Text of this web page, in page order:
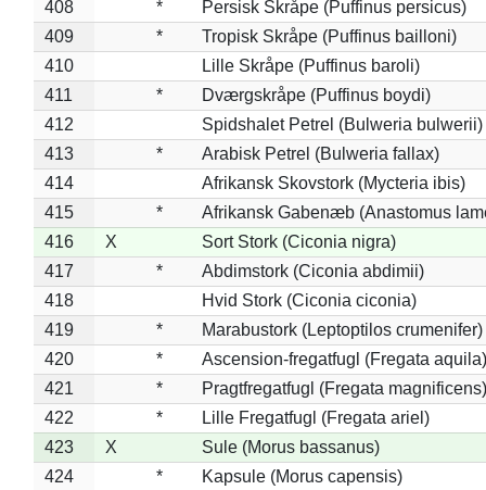
408
*
Persisk Skråpe (Puffinus persicus)
409
*
Tropisk Skråpe (Puffinus bailloni)
410
Lille Skråpe (Puffinus baroli)
411
*
Dværgskråpe (Puffinus boydi)
412
Spidshalet Petrel (Bulweria bulwerii)
413
*
Arabisk Petrel (Bulweria fallax)
414
Afrikansk Skovstork (Mycteria ibis)
415
*
Afrikansk Gabenæb (Anastomus
416
X
Sort Stork (Ciconia nigra)
417
*
Abdimstork (Ciconia abdimii)
418
Hvid Stork (Ciconia ciconia)
419
*
Marabustork (Leptoptilos crumenifer)
420
*
Ascension-fregatfugl (Fregata aquila)
421
*
Pragtfregatfugl (Fregata magnificens)
422
*
Lille Fregatfugl (Fregata ariel)
423
X
Sule (Morus bassanus)
424
*
Kapsule (Morus capensis)